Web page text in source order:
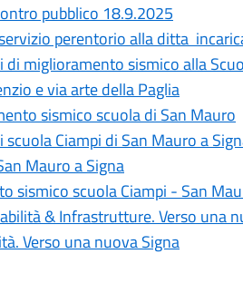
pubblico 18.9.2025
perentorio alla ditta
miglioramento sismico alla
e via arte della Paglia
sismico scuola di San Mauro
Ciampi di San Mauro a
Mauro a Signa
sismico scuola Ciampi - San
& Infrastrutture. Verso una
Verso una nuova Signa